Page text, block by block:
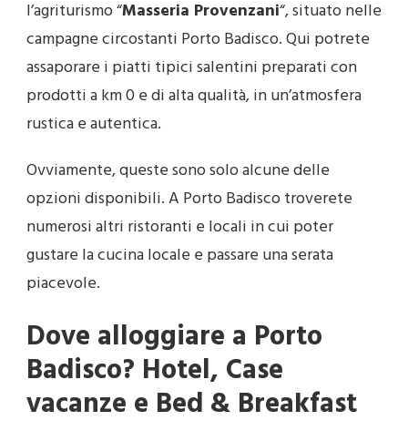
l’agriturismo “Masseria Provenzani“, situato nelle
campagne circostanti Porto Badisco. Qui potrete
assaporare i piatti tipici salentini preparati con
prodotti a km 0 e di alta qualità, in un’atmosfera
rustica e autentica.
Ovviamente, queste sono solo alcune delle
opzioni disponibili. A Porto Badisco troverete
numerosi altri ristoranti e locali in cui poter
gustare la cucina locale e passare una serata
piacevole.
Dove alloggiare a Porto
Badisco? Hotel, Case
vacanze e Bed & Breakfast